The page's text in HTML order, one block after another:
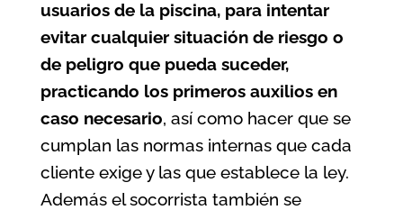
usuarios de la piscina, para intentar
evitar cualquier situación de riesgo o
de peligro que pueda suceder,
practicando los primeros auxilios en
caso necesario, así como hacer que se
cumplan las normas internas que cada
cliente exige y las que establece la ley.
Además el socorrista también se